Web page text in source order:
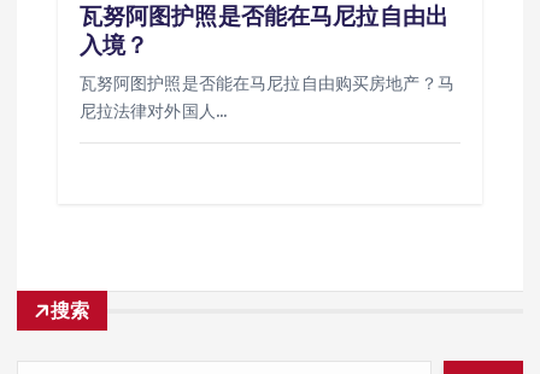
瓦努阿图护照是否能在马尼拉自由出
入境？
瓦努阿图护照是否能在马尼拉自由购买房地产？马
尼拉法律对外国人…
搜索